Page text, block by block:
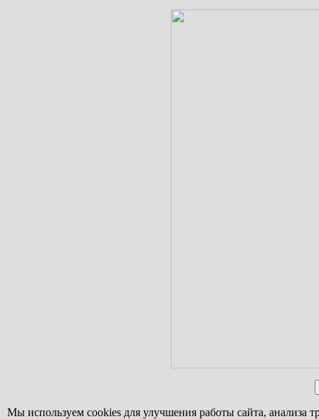
Мы используем cookies для улучшения работы сайта, анализа